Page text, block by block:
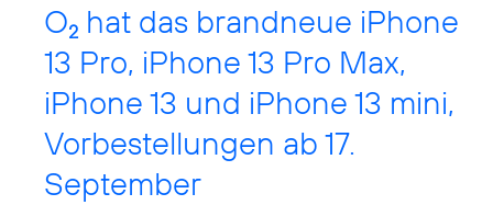
O2 hat das brandneue iPhone
13 Pro, iPhone 13 Pro Max,
iPhone 13 und iPhone 13 mini,
Vorbestellungen ab 17.
September